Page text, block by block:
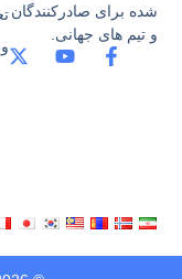
شده برای صادرکنندگان
و تیم های جهانی.